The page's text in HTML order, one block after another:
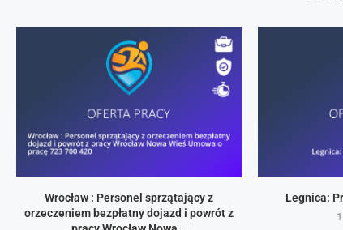
Wrocław : Personel sprzątający z
orzeczeniem bezpłatny dojazd i powrót z
Legnica: